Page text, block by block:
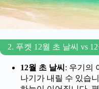
2. 푸켓 12월 초 날씨 vs
12월 초 날씨 : 우기의
나기가 내릴 수 있습